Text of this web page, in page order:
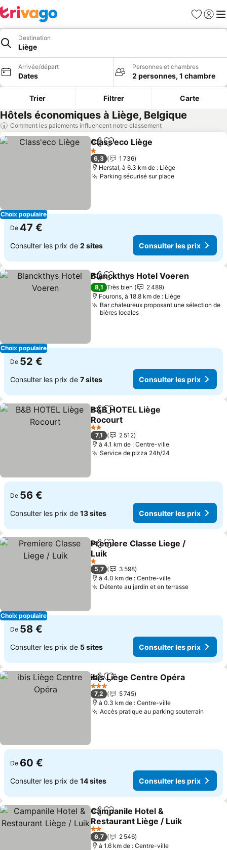
Favoris
Se
Destination
Liège
Arrivée/départ
Dates
Personnes et chambres
2 personnes, 1 chambre
Trier Filtrer Carte
Hôtels économiques à Liège, Belgique
Comment les paiements influencent notre classement
Choix populaire
PartagerAjouter à mes favoris
Class'eco Liège
1 Étoiles
6,3
1 736
Herstal, à 6.3 km de : Liège
Parking sécurisé sur place
De 47 €
Consulter les prix de 2 sites Consulter les prix
Choix populaire
PartagerAjouter à mes favoris
Blanckthys Hotel Voeren
8,1 Très bien
2 489
Fourons, à 18.8 km de : Liège
Bar chaleureux proposant une sélection de
bières locales
De 52 €
Consulter les prix de 7 sites Consulter les prix
PartagerAjouter à mes favoris
B&B HOTEL Liège
Rocourt
2 Étoiles
7,1
2 512
à 4.1 km de : Centre-ville
Service de pizza 24h/24
De 56 €
Consulter les prix de 13 sites Consulter les prix
Choix populaire
PartagerAjouter à mes favoris
Premiere Classe Liege /
Luik
1 Étoiles
5,7
3 598
à 4.0 km de : Centre-ville
Détente au jardin et en terrasse
De 58 €
Consulter les prix de 5 sites Consulter les prix
PartagerAjouter à mes favoris
ibis Liège Centre Opéra
3 Étoiles
7,2
5 745
à 0.3 km de : Centre-ville
Accès pratique au parking souterrain
De 60 €
Consulter les prix de 14 sites Consulter les prix
PartagerAjouter à mes favoris
Campanile Hotel &
Restaurant Liège / Luik
2 Étoiles
6,7
2 546
à 1.6 km de : Centre-ville